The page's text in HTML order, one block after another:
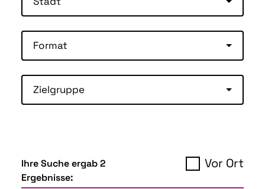
Format
Zielgruppe
Ihre Suche ergab 2
Ergebnisse:
Vor Ort